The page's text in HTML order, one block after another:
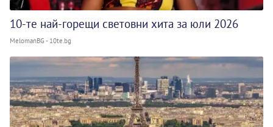
10-те най-горещи световни хита за юли 2026
MelomanBG - 10te.bg